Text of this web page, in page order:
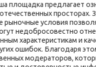
площадка предлагает
просторах.
условия
недобросовестно
характеристикам и
ошибок. Благодаря
модераторов,